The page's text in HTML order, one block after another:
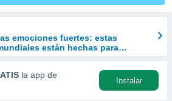
emociones fuertes: estas
están hechas para
la app de
Instalar